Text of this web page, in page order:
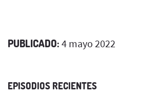
PUBLICADO: 4 mayo 2022
EPISODIOS RECIENTES